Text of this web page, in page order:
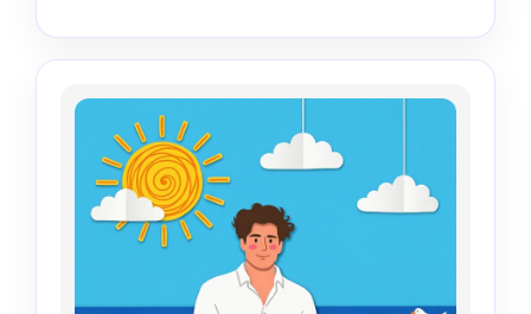
建物、読めない店舗看板、偽の文字、ブランドロ
ゴは避けてください。